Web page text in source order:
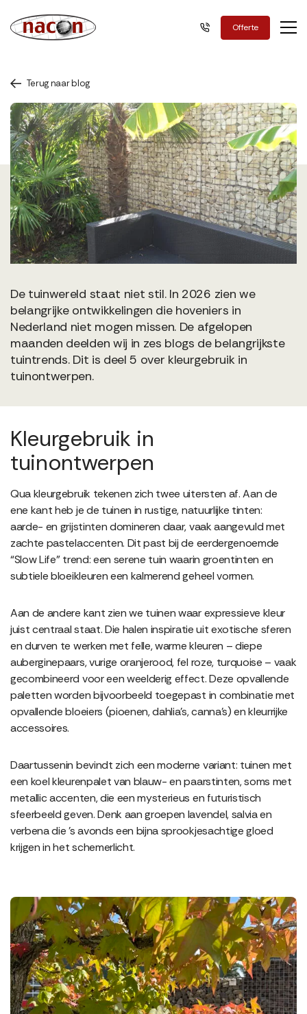
Offerte
Terug naar blog
De tuinwereld staat niet stil. In 2026 zien we
belangrijke ontwikkelingen die hoveniers in
Nederland niet mogen missen. De afgelopen
maanden deelden wij in zes blogs de belangrijkste
tuintrends. Dit is deel 5 over kleurgebruik in
tuinontwerpen.
Kleurgebruik in
tuinontwerpen
Qua kleurgebruik tekenen zich twee uitersten af. Aan de
ene kant heb je de tuinen in rustige, natuurlijke tinten:
aarde- en grijstinten domineren daar, vaak aangevuld met
zachte pastelaccenten. Dit past bij de eerdergenoemde
“Slow Life” trend: een serene tuin waarin groentinten en
subtiele bloeikleuren een kalmerend geheel vormen.
Aan de andere kant zien we tuinen waar expressieve kleur
juist centraal staat. Die halen inspiratie uit exotische sferen
en durven te werken met felle, warme kleuren – diepe
auberginepaars, vurige oranjerood, fel roze, turquoise – vaak
gecombineerd voor een weelderig effect. Deze opvallende
paletten worden bijvoorbeeld toegepast in combinatie met
opvallende bloeiers (pioenen, dahlia’s, canna’s) en kleurrijke
accessoires.
Daartussenin bevindt zich een moderne variant: tuinen met
een koel kleurenpalet van blauw- en paarstinten, soms met
metallic accenten, die een mysterieus en futuristisch
sfeerbeeld geven. Denk aan groepen lavendel, salvia en
verbena die ’s avonds een bijna sprookjesachtige gloed
krijgen in het schemerlicht.